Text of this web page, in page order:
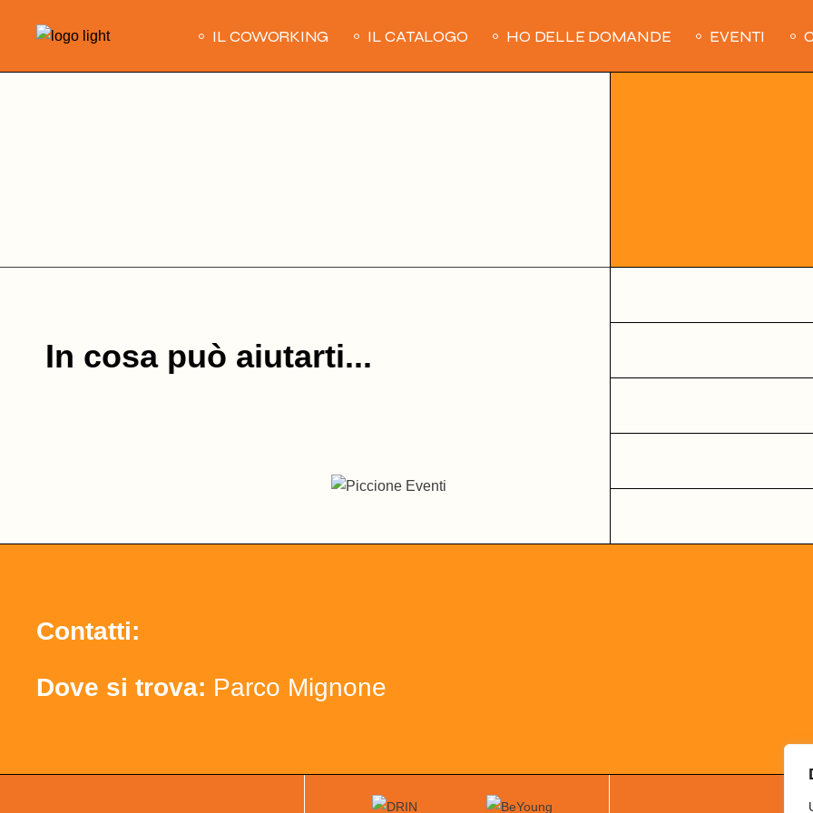
IL COWORKING IL CATALOGO HO DELLE DOMANDE EVENTI
In cosa può aiutarti...
Contatti:
Dove si trova: Parco Mignone